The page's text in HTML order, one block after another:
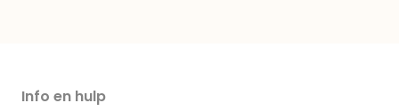
Info en hulp